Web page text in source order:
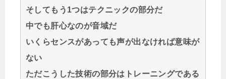
そしてもう1つはテクニックの部分だ
中でも肝心なのが音域だ
いくらセンスがあっても声が出なければ意味が
ない
ただこうした技術の部分はトレーニングである